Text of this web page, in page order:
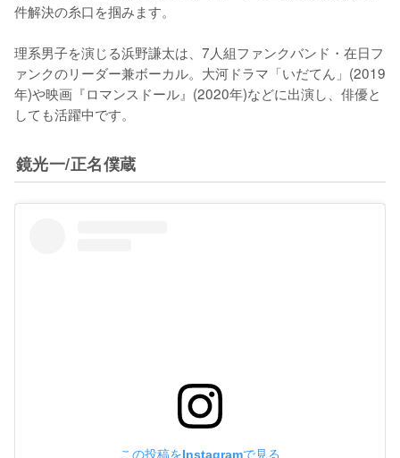
件解決の糸口を掴みます。
理系男子を演じる浜野謙太は、7人組ファンクバンド・在日フ
ァンクのリーダー兼ボーカル。大河ドラマ「いだてん」(2019
年)や映画『ロマンスドール』(2020年)などに出演し、俳優と
しても活躍中です。
鏡光一/正名僕蔵
この投稿をInstagramで見る